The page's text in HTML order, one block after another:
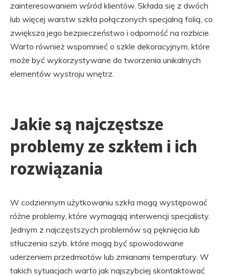
zainteresowaniem wśród klientów. Składa się z dwóch
lub więcej warstw szkła połączonych specjalną folią, co
zwiększa jego bezpieczeństwo i odporność na rozbicie.
Warto również wspomnieć o szkle dekoracyjnym, które
może być wykorzystywane do tworzenia unikalnych
elementów wystroju wnętrz.
Jakie są najczęstsze
problemy ze szkłem i ich
rozwiązania
W codziennym użytkowaniu szkła mogą występować
różne problemy, które wymagają interwencji specjalisty.
Jednym z najczęstszych problemów są pęknięcia lub
stłuczenia szyb, które mogą być spowodowane
uderzeniem przedmiotów lub zmianami temperatury. W
takich sytuacjach warto jak najszybciej skontaktować